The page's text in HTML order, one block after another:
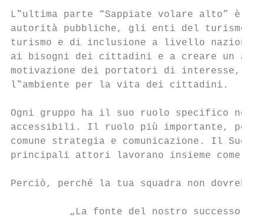
L‟ultima parte “Sappiate volare alto”
autorità pubbliche, gli enti del turismo
turismo e di inclusione a livello
ai bisogni dei cittadini e a creare un
motivazione dei portatori di interesse,
l‟ambiente per la vita dei cittadini.
Ogni gruppo ha il suo ruolo specifico
accessibili. Il ruolo più importante,
comune strategia e comunicazione. Il
principali attori lavorano insieme come in
Perciò, perché la tua squadra non
„La fonte del nostro successo è